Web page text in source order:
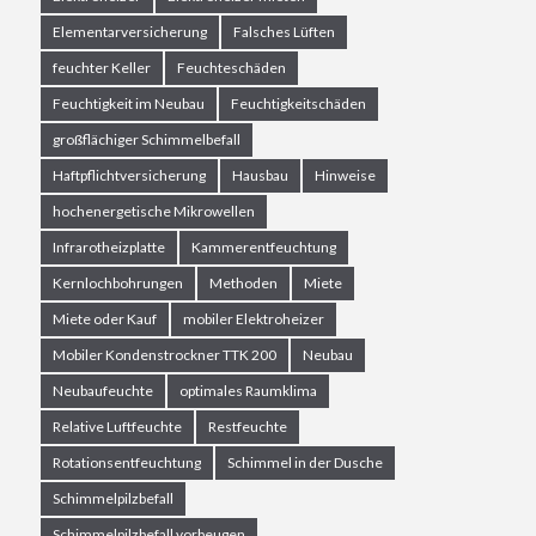
Elementarversicherung
Falsches Lüften
feuchter Keller
Feuchteschäden
Feuchtigkeit im Neubau
Feuchtigkeitschäden
großflächiger Schimmelbefall
Haftpflichtversicherung
Hausbau
Hinweise
hochenergetische Mikrowellen
Infrarotheizplatte
Kammerentfeuchtung
Kernlochbohrungen
Methoden
Miete
Miete oder Kauf
mobiler Elektroheizer
Mobiler Kondenstrockner TTK 200
Neubau
Neubaufeuchte
optimales Raumklima
Relative Luftfeuchte
Restfeuchte
Rotationsentfeuchtung
Schimmel in der Dusche
Schimmelpilzbefall